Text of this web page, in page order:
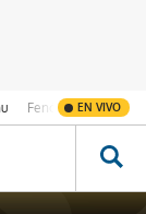
Fenómeno de El
EN VIVO